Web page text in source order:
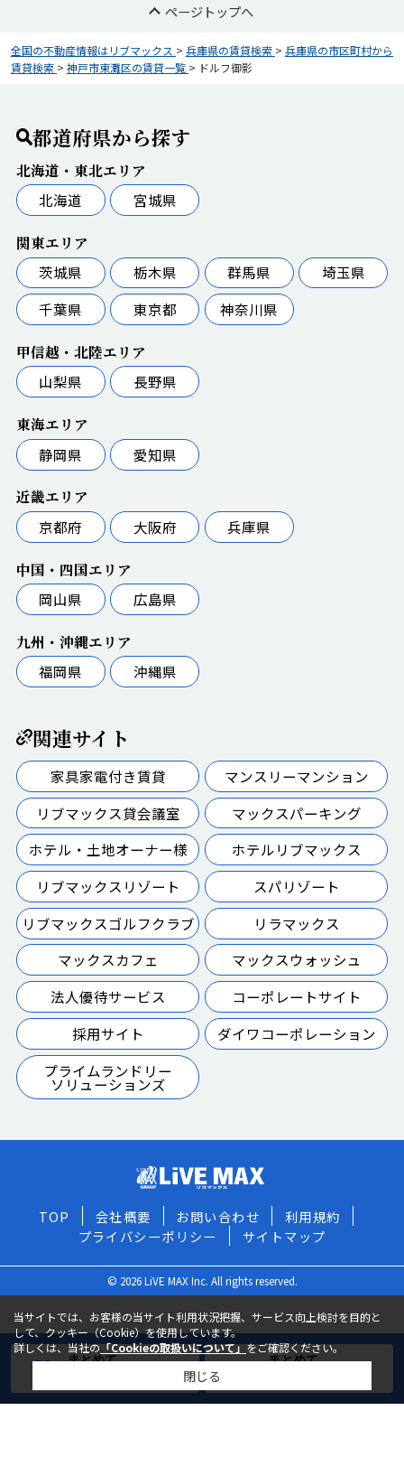
まとめて
まとめて
ページトップへ
全国の不動産情報はリブマックス > 兵庫県の賃貸検索 > 兵庫県の市区町村から
賃貸検索 > 神戸市東灘区の賃貸一覧 > ドルフ御影
都道府県から探す
北海道・東北エリア
北海道
宮城県
関東エリア
茨城県
栃木県 群馬県
埼玉県
千葉県
東京都 神奈川県
甲信越・北陸エリア
山梨県
長野県
東海エリア
静岡県
愛知県
近畿エリア
京都府
大阪府 兵庫県
中国・四国エリア
岡山県
広島県
九州・沖縄エリア
福岡県
沖縄県
関連サイト
家具家電付き賃貸
マンスリーマンション
リブマックス貸会議室
マックスパーキング
ホテル・土地オーナー様
ホテルリブマックス
リブマックスリゾート
スパリゾート
リブマックスゴルフクラブ
リラマックス
マックスカフェ
マックスウォッシュ
法人優待サービス
コーポレートサイト
採用サイト
ダイワコーポレーション
プライムランドリー
ソリューションズ
TOP 会社概要 お問い合わせ
利用規約
プライバシーポリシー
サイトマップ
© 2026 LiVE MAX Inc. All rights reserved.
当サイトでは、お客様の当サイト利用状況把握、サービス向上検討を目的と
して、クッキー（Cookie）を使用しています。
詳しくは、当社の「Cookieの取扱いについて」をご確認ください。
閉じる